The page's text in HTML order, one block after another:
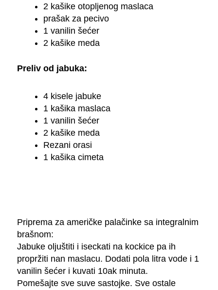
2 kašike otopljenog maslaca
prašak za pecivo
1 vanilin šećer
2 kašike meda
Preliv od jabuka:
4 kisele jabuke
1 kašika maslaca
1 vanilin šećer
2 kašike meda
Rezani orasi
1 kašika cimeta
Priprema za američke palačinke sa integralnim
brašnom:
Jabuke oljuštiti i iseckati na kockice pa ih
propržiti nan maslacu. Dodati pola litra vode i 1
vanilin šećer i kuvati 10ak minuta.
Pomešajte sve suve sastojke. Sve ostale